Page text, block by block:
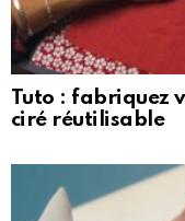
Tuto : fabriquez
ciré réutilisable